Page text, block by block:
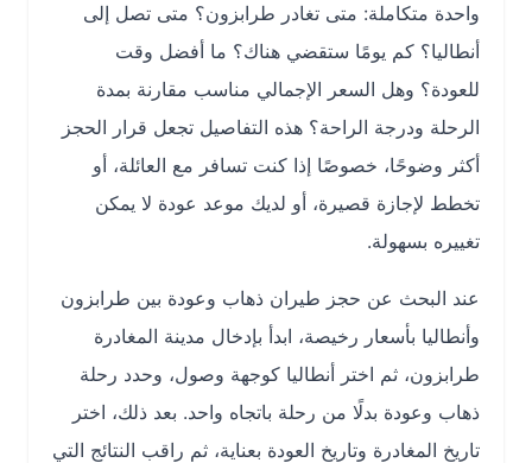
واحدة متكاملة: متى تغادر طرابزون؟ متى تصل إلى
أنطاليا؟ كم يومًا ستقضي هناك؟ ما أفضل وقت
للعودة؟ وهل السعر الإجمالي مناسب مقارنة بمدة
الرحلة ودرجة الراحة؟ هذه التفاصيل تجعل قرار الحجز
أكثر وضوحًا، خصوصًا إذا كنت تسافر مع العائلة، أو
تخطط لإجازة قصيرة، أو لديك موعد عودة لا يمكن
تغييره بسهولة.
عند البحث عن حجز طيران ذهاب وعودة بين طرابزون
وأنطاليا بأسعار رخيصة، ابدأ بإدخال مدينة المغادرة
طرابزون، ثم اختر أنطاليا كوجهة وصول، وحدد رحلة
ذهاب وعودة بدلًا من رحلة باتجاه واحد. بعد ذلك، اختر
تاريخ المغادرة وتاريخ العودة بعناية، ثم راقب النتائج التي